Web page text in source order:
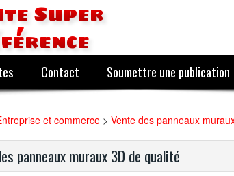
Super
Contact Soumettre une publication
et commerce > Vente des panneaux
panneaux muraux 3D de qualité